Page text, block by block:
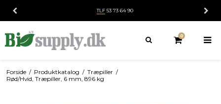
TLF 53 73 64 90
0
Forside / Produktkatalog / Træpiller /
Rød/Hvid, Træpiller, 6 mm, 896 kg